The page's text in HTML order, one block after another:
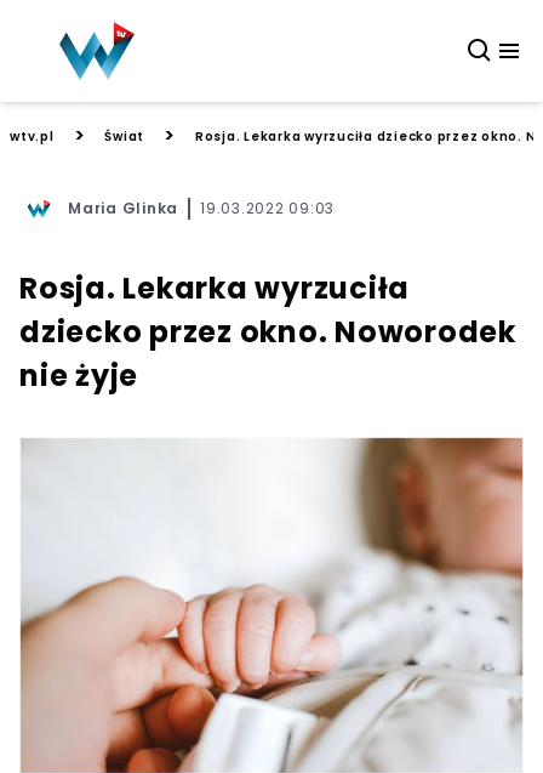
wtv.pl > Świat > Rosja. Lekarka wyrzuciła dziecko przez okno.
Maria Glinka 19.03.2022 09:03
Rosja. Lekarka wyrzuciła
dziecko przez okno. Noworodek
nie żyje